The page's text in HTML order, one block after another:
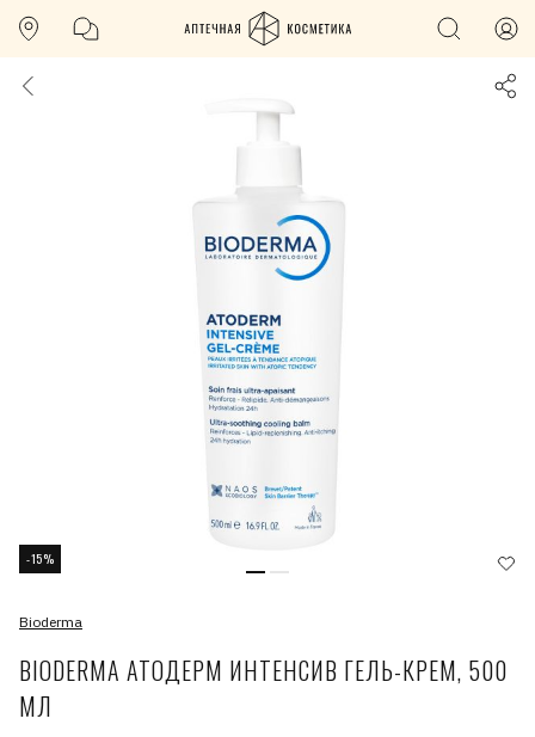
-15%
Bioderma
BIODERMA АТОДЕРМ ИНТЕНСИВ ГЕЛЬ-КРЕМ, 500
МЛ